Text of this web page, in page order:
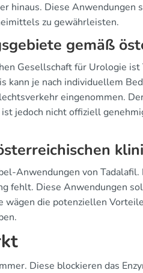
hinaus. Diese
zu gewährleisten.
gemäß
Gesellschaft für Urologie
kann je nach individuellem
eingenommen.
jedoch nicht offiziell
Anwendungen von
fehlt. Diese Anwendungen
die potenziellen
Diese blockieren das